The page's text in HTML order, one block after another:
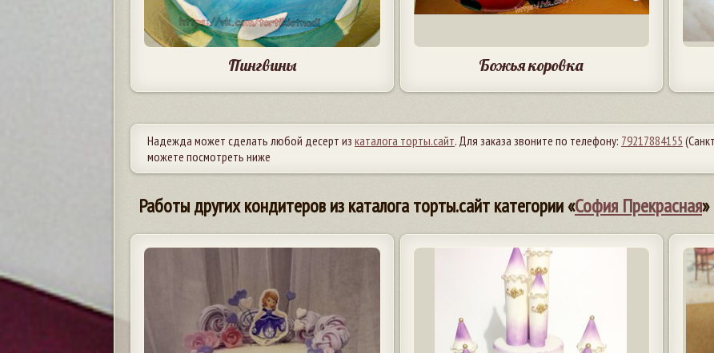
Пингвины Божья коровка
Надежда может сделать любой десерт из каталога торты.сайт. Для заказа звоните по телефону: 79217884155
можете посмотреть ниже
Работы других кондитеров из каталога торты.сайт категории «София Прекрасная»